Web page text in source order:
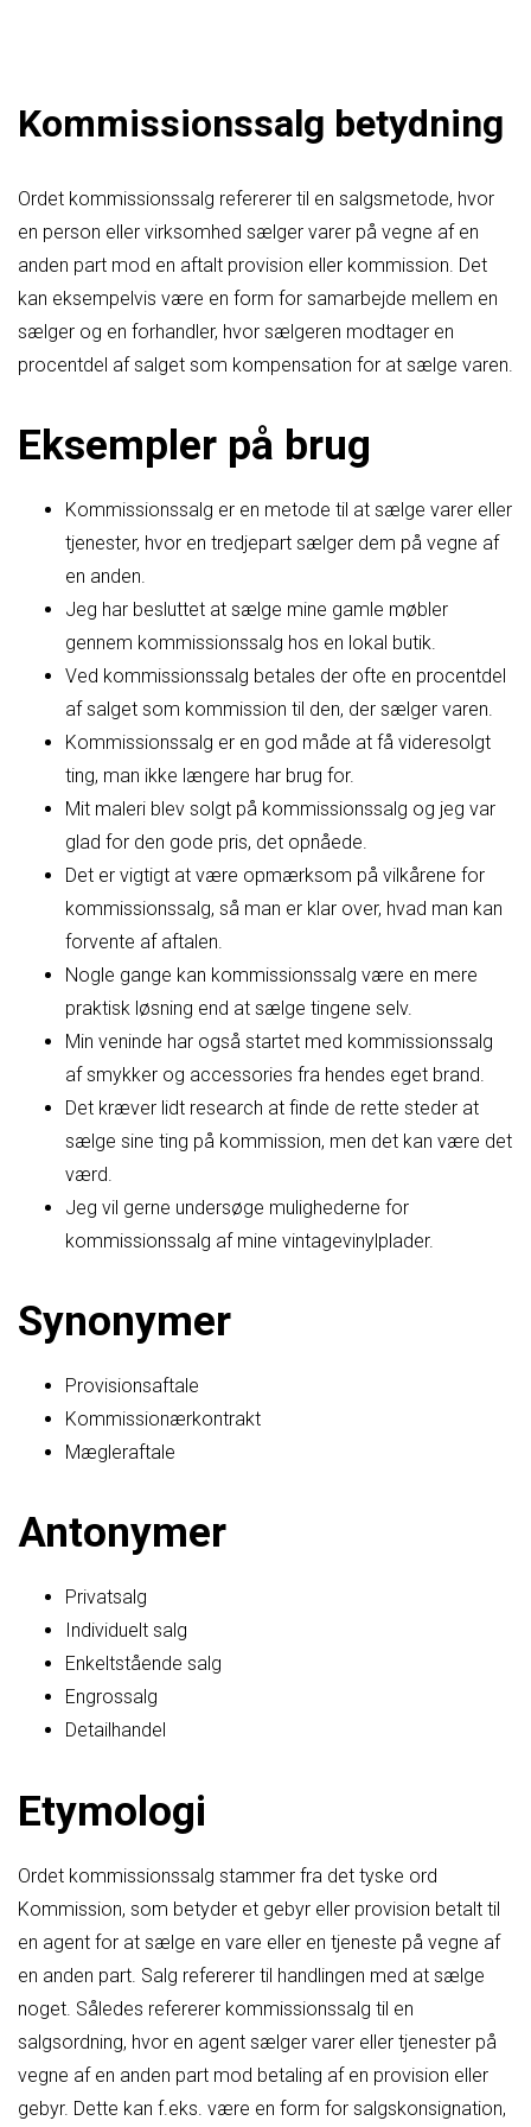
Kommissionssalg betydning
Ordet kommissionssalg refererer til en salgsmetode, hvor
en person eller virksomhed sælger varer på vegne af en
anden part mod en aftalt provision eller kommission. Det
kan eksempelvis være en form for samarbejde mellem en
sælger og en forhandler, hvor sælgeren modtager en
procentdel af salget som kompensation for at sælge varen.
Eksempler på brug
Kommissionssalg er en metode til at sælge varer eller
tjenester, hvor en tredjepart sælger dem på vegne af
en anden.
Jeg har besluttet at sælge mine gamle møbler
gennem kommissionssalg hos en lokal butik.
Ved kommissionssalg betales der ofte en procentdel
af salget som kommission til den, der sælger varen.
Kommissionssalg er en god måde at få videresolgt
ting, man ikke længere har brug for.
Mit maleri blev solgt på kommissionssalg og jeg var
glad for den gode pris, det opnåede.
Det er vigtigt at være opmærksom på vilkårene for
kommissionssalg, så man er klar over, hvad man kan
forvente af aftalen.
Nogle gange kan kommissionssalg være en mere
praktisk løsning end at sælge tingene selv.
Min veninde har også startet med kommissionssalg
af smykker og accessories fra hendes eget brand.
Det kræver lidt research at finde de rette steder at
sælge sine ting på kommission, men det kan være det
værd.
Jeg vil gerne undersøge mulighederne for
kommissionssalg af mine vintagevinylplader.
Synonymer
Provisionsaftale
Kommissionærkontrakt
Mægleraftale
Antonymer
Privatsalg
Individuelt salg
Enkeltstående salg
Engrossalg
Detailhandel
Etymologi
Ordet kommissionssalg stammer fra det tyske ord
Kommission, som betyder et gebyr eller provision betalt til
en agent for at sælge en vare eller en tjeneste på vegne af
en anden part. Salg refererer til handlingen med at sælge
noget. Således refererer kommissionssalg til en
salgsordning, hvor en agent sælger varer eller tjenester på
vegne af en anden part mod betaling af en provision eller
gebyr. Dette kan f.eks. være en form for salgskonsignation,